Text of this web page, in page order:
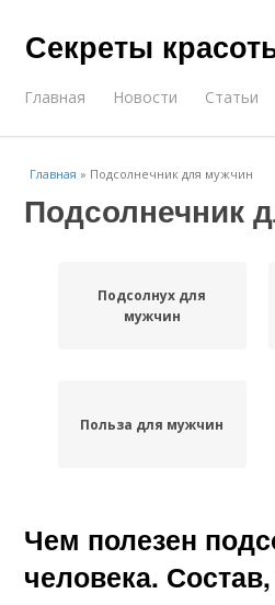
Секреты
Главная Новости Статьи
Главная » Подсолнечник для мужчин
Подсолнечник
Подсолнух для
мужчин
Польза для мужчин
Чем полезен
человека.